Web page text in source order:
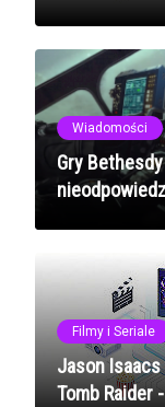
Wiadomości
Gry
Filmy i Seriale
Jason
Tomb Raider